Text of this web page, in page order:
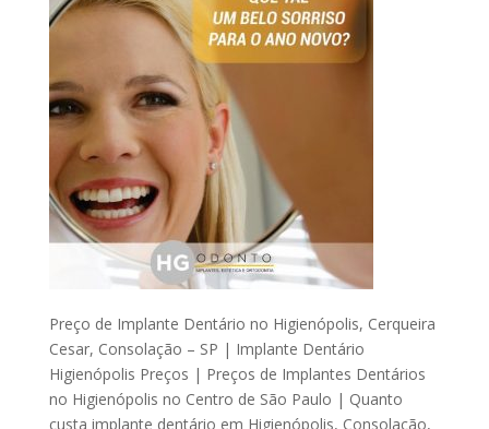
Preço de Implante Dentário no Higienópolis, Cerqueira
Cesar, Consolação – SP | Implante Dentário
Higienópolis Preços | Preços de Implantes Dentários
no Higienópolis no Centro de São Paulo | Quanto
custa implante dentário em Higienópolis, Consolação,